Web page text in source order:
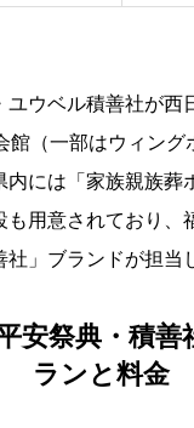
ユウベル積善社が西
館（一部はウィング
内には「家族親族葬
も用意されており、
」ブランドが担当
安祭典・積善
ランと料金